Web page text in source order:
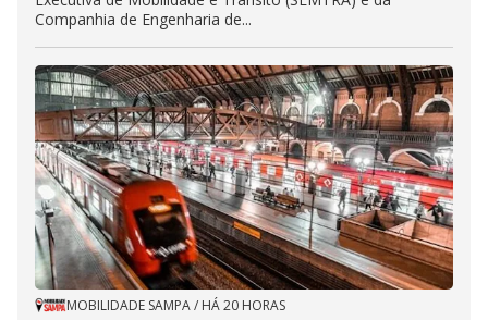
Companhia de Engenharia de...
MOBILIDADE SAMPA/ HÁ 20 HORAS